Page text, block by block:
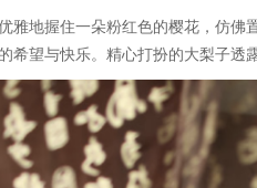
雅地握住一朵粉红色的樱花，仿佛
希望与快乐。精心打扮的大梨子透